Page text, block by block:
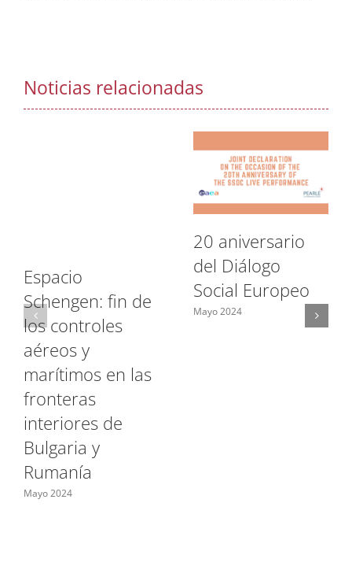
Noticias relacionadas
Espacio
Schengen: fin de
los controles
aéreos y
marítimos en las
fronteras
interiores de
Bulgaria y
Rumanía
Mayo 2024
20 aniversario
del Diálogo
Social Europeo
Mayo 2024